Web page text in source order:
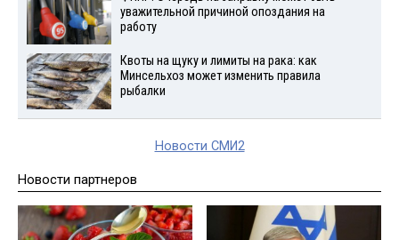
уважительной причиной опоздания на
работу
Квоты на щуку и лимиты на рака: как
Минсельхоз может изменить правила
рыбалки
Новости СМИ2
Новости партнеров